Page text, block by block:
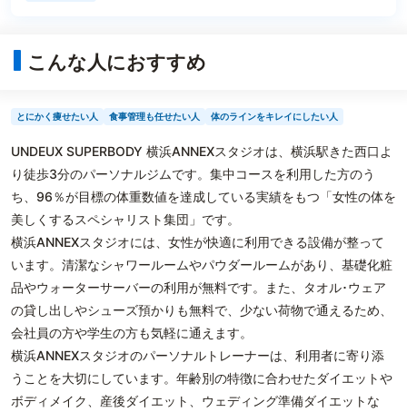
こんな人におすすめ
とにかく痩せたい人 食事管理も任せたい人 体のラインをキレイにしたい人
UNDEUX SUPERBODY 横浜ANNEXスタジオは、横浜駅きた西口よ
り徒歩3分のパーソナルジムです。集中コースを利用した方のう
ち、96％が目標の体重数値を達成している実績をもつ「女性の体を
美しくするスペシャリスト集団」です。
横浜ANNEXスタジオには、女性が快適に利用できる設備が整って
います。清潔なシャワールームやパウダールームがあり、基礎化粧
品やウォーターサーバーの利用が無料です。また、タオル･ウェア
の貸し出しやシューズ預かりも無料で、少ない荷物で通えるため、
会社員の方や学生の方も気軽に通えます。
横浜ANNEXスタジオのパーソナルトレーナーは、利用者に寄り添
うことを大切にしています。年齢別の特徴に合わせたダイエットや
ボディメイク、産後ダイエット、ウェディング準備ダイエットな